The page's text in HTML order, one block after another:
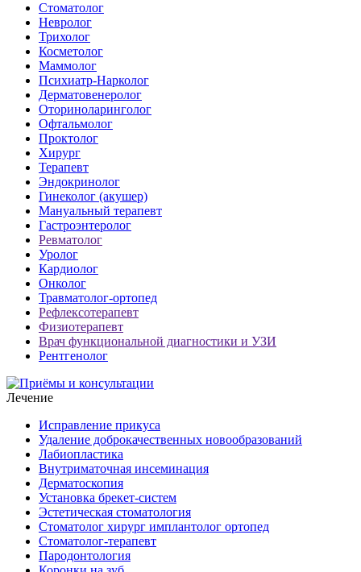
Стоматолог
Невролог
Трихолог
Косметолог
Маммолог
Психиатр-Нарколог
Дерматовенеролог
Оториноларинголог
Офтальмолог
Проктолог
Хирург
Терапевт
Эндокринолог
Гинеколог (акушер)
Мануальный терапевт
Гастроэнтеролог
Ревматолог
Уролог
Кардиолог
Онколог
Травматолог-ортопед
Рефлексотерапевт
Физиотерапевт
Врач функциональной диагностики и УЗИ
Рентгенолог
Лечение
Исправление прикуса
Удаление доброкачественных новообразований
Лабиопластика
Внутриматочная инсеминация
Дерматоскопия
Установка брекет-систем
Эстетическая стоматология
Стоматолог хирург имплантолог ортопед
Стоматолог-терапевт
Пародонтология